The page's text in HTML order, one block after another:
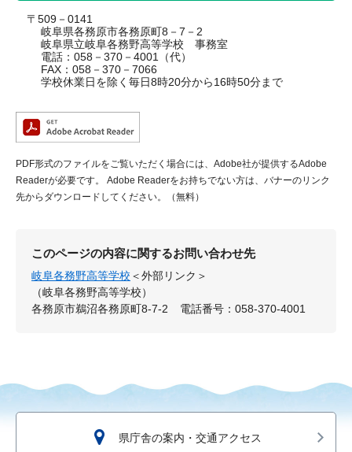
〒509－0141
岐阜県各務原市各務原町8－7－2
岐阜県立岐阜各務野高等学校 事務室
電話：058－370－4001（代）
FAX：058－370－7066
学校休業日を除く毎日8時20分から16時50分まで
PDF形式のファイルをご覧いただく場合には、Adobe社が提供するAdobe
Readerが必要です。
Adobe Readerをお持ちでない方は、バナーのリンク
先からダウンロードしてください。（無料）
このページの内容に関するお問い合わせ先
岐阜各務野高等学校 ＜外部リンク＞
（岐阜各務野高等学校）
各務原市鵜沼各務原町8-7-2
電話番号：058-370-4001
県庁舎の案内・交通アクセス